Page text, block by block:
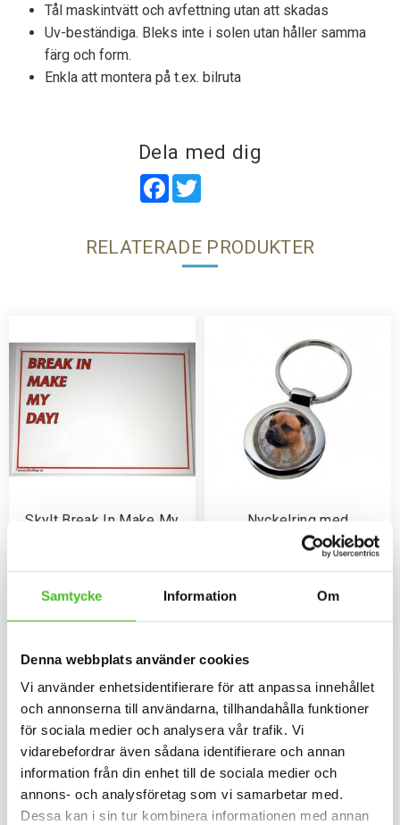
Samtycke Information Om
Denna webbplats använder cookies
Vi använder enhetsidentifierare för att anpassa innehållet
och annonserna till användarna, tillhandahålla funktioner
för sociala medier och analysera vår trafik. Vi
vidarebefordrar även sådana identifierare och annan
information från din enhet till de sociala medier och
annons- och analysföretag som vi samarbetar med.
Dessa kan i sin tur kombinera informationen med annan
Tål maskintvätt och avfettning utan att skadas
Uv-beständiga. Bleks inte i solen utan håller samma
färg och form.
Enkla att montera på t.ex. bilruta
Dela med dig
Facebook
RELATERADE PRODUKTER
Skylt Break In Make My
plats för en 15cm dekal. Skylten
är av plast och försedd med hål i
hörnen för montering på
59
Nyckelring med
Staffordshire Bullterrier
Elegant nyckelring i massiv
metall. Bilden är ca 27mm i
diameter och laminerad för att
vara hållbar och ge ett intryck av